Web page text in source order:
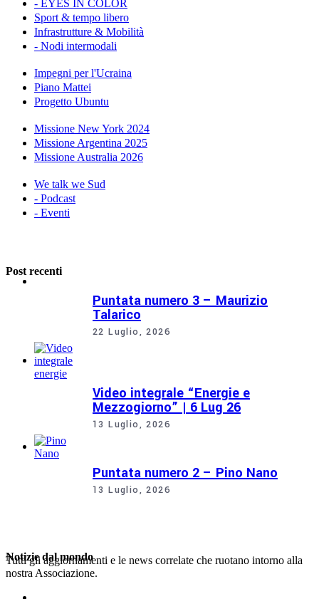
- EYES IN COLOR
Sport & tempo libero
Infrastrutture & Mobilità
- Nodi intermodali
Impegni per l'Ucraina
Piano Mattei
Progetto Ubuntu
Missione New York 2024
Missione Argentina 2025
Missione Australia 2026
We talk we Sud
- Podcast
- Eventi
Post recenti
Puntata numero 3 – Maurizio
Talarico
22 Luglio, 2026
Video integrale “Energie e
Mezzogiorno” | 6 Lug 26
13 Luglio, 2026
Puntata numero 2 – Pino Nano
13 Luglio, 2026
Notizie dal mondo
Tutti gli aggiornamenti e le news correlate che ruotano intorno alla
nostra Associazione.